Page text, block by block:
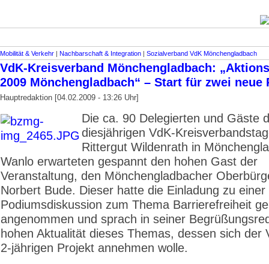
Mobilität & Verkehr | Nachbarschaft & Integration | Sozialverband VdK Mönchengladbach
VdK-Kreisverband Mönchengladbach:
2009 Mönchengladbach“ – Start für zwei neue
Hauptredaktion [04.02.2009 - 13:26 Uhr]
Die ca. 90 Delegierten und Gäste
diesjährigen VdK-
Rittergut Wildenrath in
Wanlo erwarteten gespannt den hohen Gast der
Veranstaltung, den Mönchengladbacher
Norbert Bude. Dieser hatte die Einladung zu einer
Podiumsdiskussion zum Thema Barrierefreiheit
angenommen und sprach in seiner
hohen Aktualität dieses Themas, dessen sich der
2-jährigen Projekt annehmen wolle.